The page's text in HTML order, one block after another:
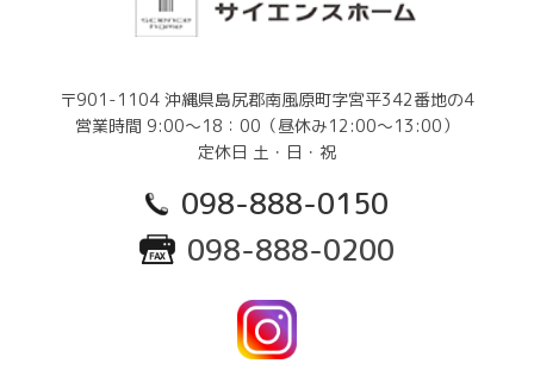
〒901-1104 沖縄県島尻郡南風原町字宮平342番地の4
営業時間 9:00～18：00（昼休み12:00～13:00）
定休日 土・日・祝
098-888-0150
098-888-0200